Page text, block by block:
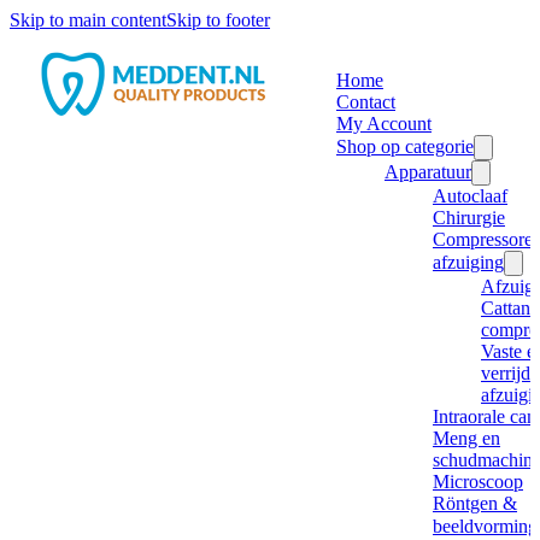
Skip to main contentSkip to footer
Home
Contact
My Account
Shop op categorie
Apparatuur
Autoclaaf
Chirurgie
afzuiging
Cattani
Vaste
Intraorale
Meng en
Microscoop
Röntgen &
beeldvorming